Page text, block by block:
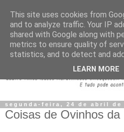
segunda-feira, 24 de abril de
Coisas de Ovinhos da
This site uses cookies from
and to analyze traffic. Your IP
shared with Google along with
metrics to ensure quality of
statistics, and to detect and
LEARN MORE